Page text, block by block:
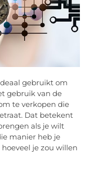
gebruikt om
gebruik van de
te verkopen die
Dat betekent
als je wilt
manier heb je
je zou willen